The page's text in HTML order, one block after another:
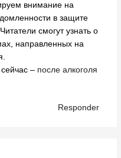
внимание на
в защите
смогут узнать о
направленных на
– после алкоголя
Responder